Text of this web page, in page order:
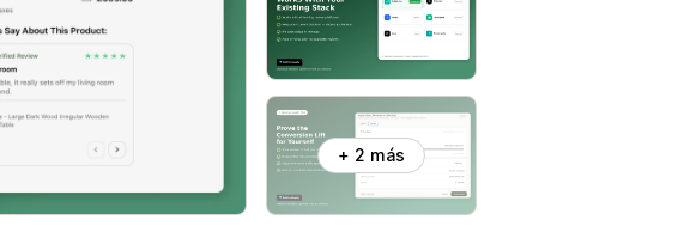
+ 2 más